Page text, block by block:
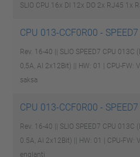
SLIO CPU 16x DI 12x DO 2x RJ45 1x
CPU 013-CCF0R00 -
Rev. 16-40 || SLIO SPEED7 CPU 013C
0,5A, AI 2x12Bit) || HW: 01 | CPU-FW:
saksa
CPU 013-CCF0R00 -
Rev. 16-40 || SLIO SPEED7 CPU 013C
0.5A, AI 2x12Bit) || HW: 01 | CPU-FW:
englanti